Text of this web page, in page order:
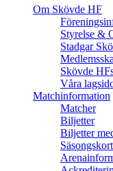
Om Skövde HF
Styrelse &
Stadgar
Skövde
Våra
Matchinformation
Matcher
Biljetter
Biljetter